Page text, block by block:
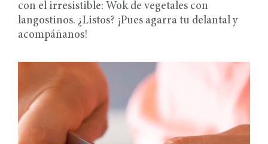
con el irresistible: Wok de vegetales con
langostinos. ¿Listos? ¡Pues agarra tu delantal y
acompáñanos!